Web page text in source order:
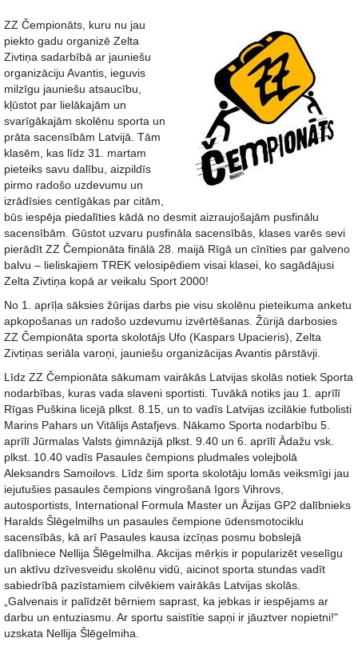
ZZ Čempionāts, kuru nu jau
piekto gadu organizē Zelta
Zivtiņa sadarbībā ar jauniešu
organizāciju Avantis, ieguvis
milzīgu jauniešu atsaucību,
kļūstot par lielākajām un
svarīgākajām skolēnu sporta un
prāta sacensībām Latvijā. Tām
klasēm, kas līdz 31. martam
pieteiks savu dalību, aizpildīs
pirmo radošo uzdevumu un
izrādīsies centīgākas par citām,
būs iespēja piedalīties kādā no desmit aizraujošajām pusfinālu
sacensībām. Gūstot uzvaru pusfināla sacensībās, klases varēs sevi
pierādīt ZZ Čempionāta finālā 28. maijā Rīgā un cīnīties par galveno
balvu – lieliskajiem TREK velosipēdiem visai klasei, ko sagādājusi
Zelta Zivtiņa kopā ar veikalu Sport 2000!
No 1. aprīļa sāksies žūrijas darbs pie visu skolēnu pieteikuma anketu
apkopošanas un radošo uzdevumu izvērtēšanas. Žūrijā darbosies
ZZ Čempionāta sporta skolotājs Ufo (Kaspars Upacieris), Zelta
Zivtiņas seriāla varoņi, jauniešu organizācijas Avantis pārstāvji.
Līdz ZZ Čempionāta sākumam vairākās Latvijas skolās notiek Sporta
nodarbības, kuras vada slaveni sportisti. Tuvākā notiks jau 1. aprīlī
Rīgas Puškina licejā plkst. 8.15, un to vadīs Latvijas izcilākie futbolisti
Marins Pahars un Vitālijs Astafjevs. Nākamo Sporta nodarbību 5.
aprīlī Jūrmalas Valsts ģimnāzijā plkst. 9.40 un 6. aprīlī Ādažu vsk.
plkst. 10.40 vadīs Pasaules čempions pludmales volejbolā
Aleksandrs Samoilovs. Līdz šim sporta skolotāju lomās veiksmīgi jau
iejutušies pasaules čempions vingrošanā Igors Vihrovs,
autosportists, International Formula Master un Āzijas GP2 dalībnieks
Haralds Šlēgelmilhs un pasaules čempione ūdensmotociklu
sacensībās, kā arī Pasaules kausa izcīņas posmu bobslejā
dalībniece Nellija Šlēgelmilha. Akcijas mērķis ir popularizēt veselīgu
un aktīvu dzīvesveidu skolēnu vidū, aicinot sporta stundas vadīt
sabiedrībā pazīstamiem cilvēkiem vairākās Latvijas skolās.
„Galvenais ir palīdzēt bērniem saprast, ka jebkas ir iespējams ar
darbu un entuziasmu. Ar sportu saistītie sapņi ir jāuztver nopietni!"
uzskata Nellija Šlēgelmiha.